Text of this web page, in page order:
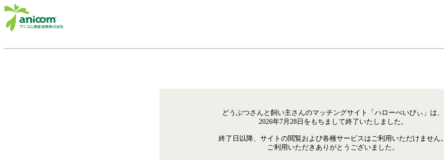
どうぶつさんと飼い主さんのマッチングサイト「ハローべいびぃ」は、
2026年7月28日をもちまして終了いたしました。
終了日以降、サイトの閲覧および各種サービスはご利用いただけません
ご利用いただきありがとうございました。